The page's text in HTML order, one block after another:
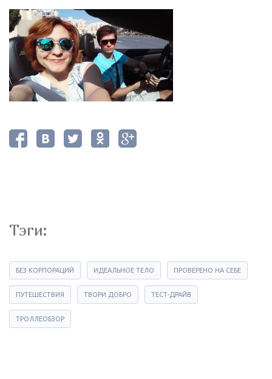
Тэги:
БЕЗ КОРПОРАЦИЙ ИДЕАЛЬНОЕ ТЕЛО ПРОВЕРЕНО НА СЕБЕ
ПУТЕШЕСТВИЯ ТВОРИ ДОБРО ТЕСТ-ДРАЙВ
ТРОЛЛЕОБЗОР